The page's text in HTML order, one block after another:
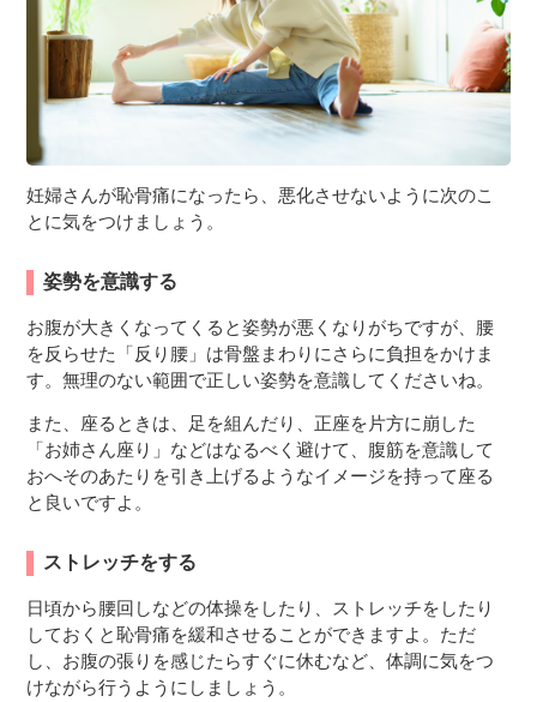
妊婦さんが恥骨痛になったら、悪化させないように次のこ
とに気をつけましょう。
姿勢を意識する
お腹が大きくなってくると姿勢が悪くなりがちですが、腰
を反らせた「反り腰」は骨盤まわりにさらに負担をかけま
す。無理のない範囲で正しい姿勢を意識してくださいね。
また、座るときは、足を組んだり、正座を片方に崩した
「お姉さん座り」などはなるべく避けて、腹筋を意識して
おへそのあたりを引き上げるようなイメージを持って座る
と良いですよ。
ストレッチをする
日頃から腰回しなどの体操をしたり、ストレッチをしたり
しておくと恥骨痛を緩和させることができますよ。ただ
し、お腹の張りを感じたらすぐに休むなど、体調に気をつ
けながら行うようにしましょう。